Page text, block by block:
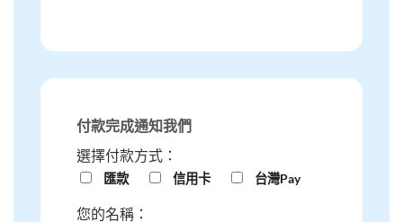
付款完成通知我們
選擇付款方式：
匯款 信用卡 台灣Pay
您的名稱：